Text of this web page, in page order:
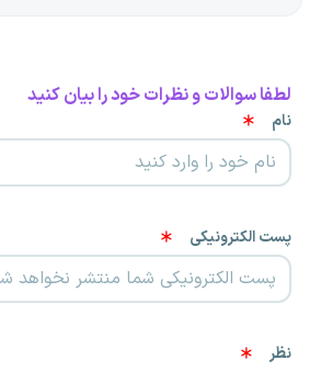
لطفا سوالات و نظرات خود را بیان کنید
نام
پست الکترونیکی
نظر